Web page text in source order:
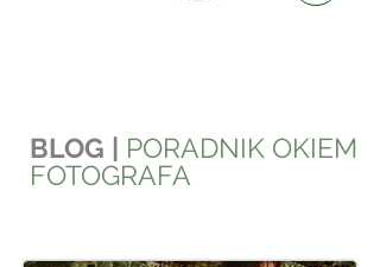
BLOG |
PORADNIK OKIEM
FOTOGRAFA